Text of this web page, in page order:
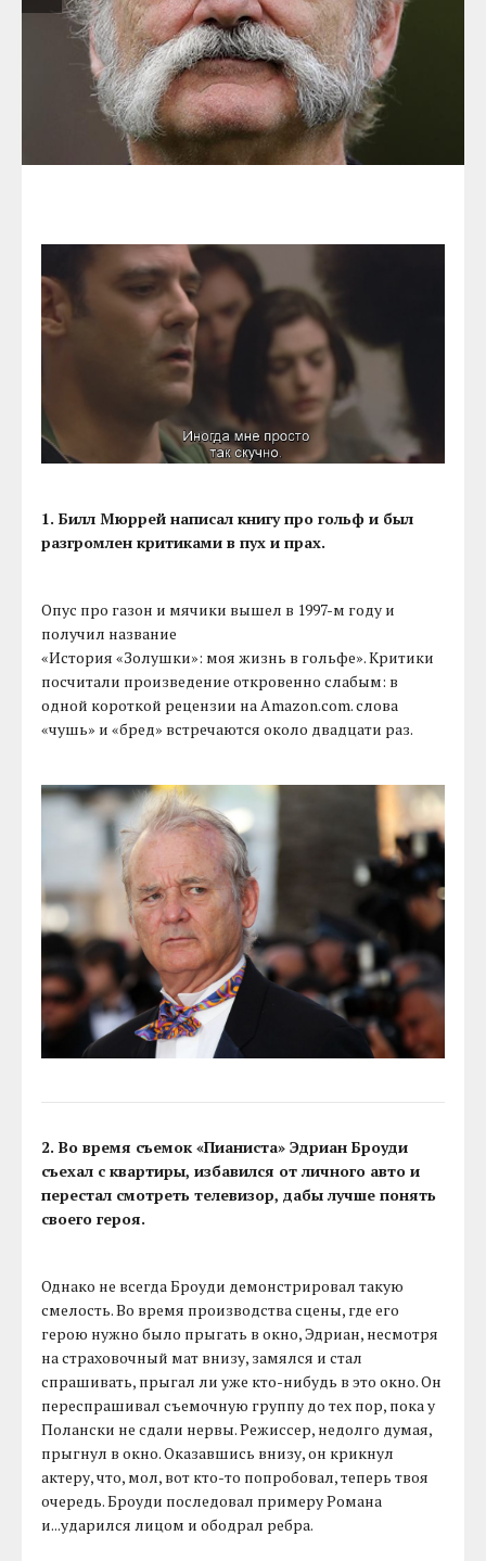
1. Билл Мюррей написал книгу про гольф и был
разгромлен критиками в пух и прах.
Опус про газон и мячики вышел в 1997-м году и
получил название
«История «Золушки»: моя жизнь в гольфе». Критики
посчитали произведение откровенно слабым: в
одной короткой рецензии на Amazon.com. слова
«чушь» и «бред» встречаются около двадцати раз.
2. Во время съемок «Пианиста» Эдриан Броуди
съехал с квартиры, избавился от личного авто и
перестал смотреть телевизор, дабы лучше понять
своего героя.
Однако не всегда Броуди демонстрировал такую
смелость. Во время производства сцены, где его
герою нужно было прыгать в окно, Эдриан, несмотря
на страховочный мат внизу, замялся и стал
спрашивать, прыгал ли уже кто-нибудь в это окно. Он
переспрашивал съемочную группу до тех пор, пока у
Полански не сдали нервы. Режиссер, недолго думая,
прыгнул в окно. Оказавшись внизу, он крикнул
актеру, что, мол, вот кто-то попробовал, теперь твоя
очередь. Броуди последовал примеру Романа
и...ударился лицом и ободрал ребра.